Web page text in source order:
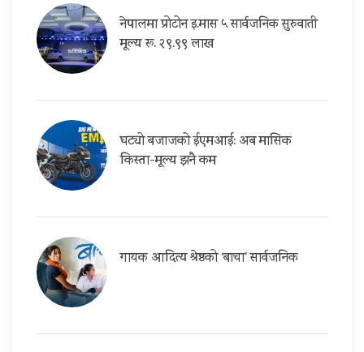
नेपालमा प्रोटोन इ.मास ५ सार्वजनिक सुरुवाती
मूल्य रू. २९.९९ लाख
घट्यो बजाजको ईएमआई: अब मासिक
किस्ता-मूल्य झनै कम
गायक आदित्य श्रेष्ठको ‘बाचा’ सार्वजनिक